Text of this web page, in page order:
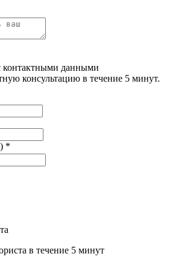
контактными данными
консультацию в течение 5 минут.
*
в течение 5 минут